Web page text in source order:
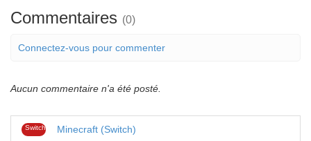
Commentaires (0)
Connectez-vous pour commenter
Aucun commentaire n'a été posté.
Switch Minecraft (Switch)